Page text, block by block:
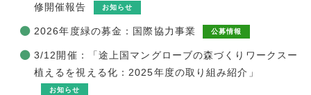
修開催報告
お知らせ
2026年度緑の募金：国際協力事業 公募情報
3/12開催：「途上国マングローブの森づくりワークスー
植えるを視える化：2025年度の取り組み紹介」
お知らせ